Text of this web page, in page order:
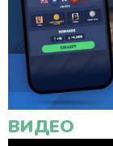
ВИДЕО